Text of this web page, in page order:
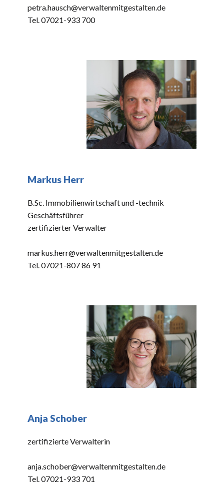
petra.hausch@verwaltenmitgestalten.de
Tel. 07021-933 700
Markus Herr
B.Sc. Immobilienwirtschaft und -technik
Geschäftsführer
zertifizierter Verwalter
markus.herr@verwaltenmitgestalten.de
Tel. 07021-807 86 91
Anja Schober
zertifizierte Verwalterin
anja.schober@verwaltenmitgestalten.de
Tel. 07021-933 701